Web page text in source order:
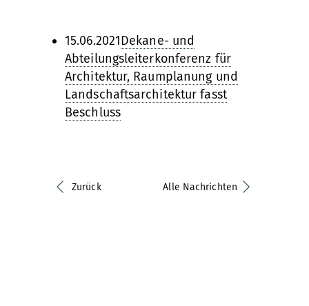
15.06.2021Dekane- und
Abteilungsleiterkonferenz für
Architektur, Raumplanung und
Landschaftsarchitektur fasst
Beschluss
Zurück Alle Nachrichten